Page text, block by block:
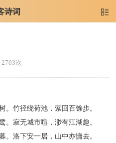
诗词 
次
。竹径绕荷池，萦回百馀步。
。寂无城市喧，渺有江湖趣。
。洛下安一居，山中亦慵去。